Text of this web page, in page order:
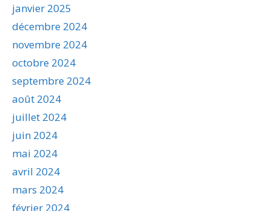
janvier 2025
décembre 2024
novembre 2024
octobre 2024
septembre 2024
août 2024
juillet 2024
juin 2024
mai 2024
avril 2024
mars 2024
février 2024